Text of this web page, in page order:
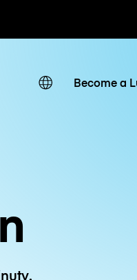
/ dzienne
Become a